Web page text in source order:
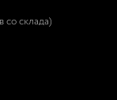
со склада)